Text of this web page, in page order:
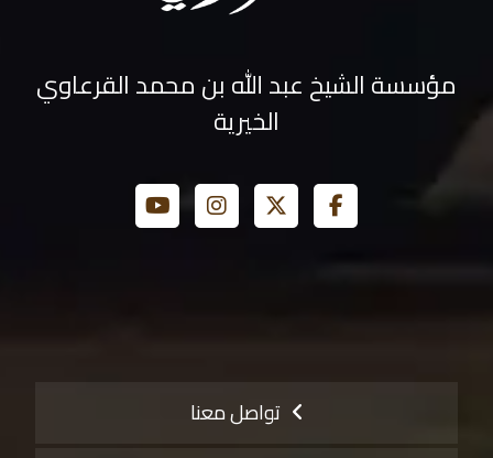
مؤسسة الشيخ عبد الله بن محمد القرعاوي
الخيرية
تواصل معنا